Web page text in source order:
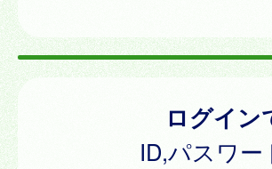
ログイン
ID,パスワ